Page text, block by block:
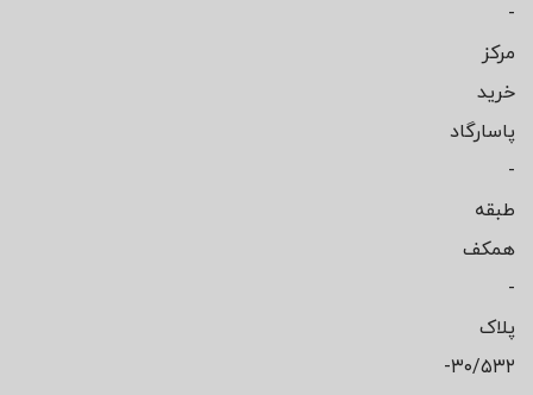
-
مرکز
خرید
پاسارگاد
-
طبقه
همکف
-
پلاک
۳۰/۵۳۲-